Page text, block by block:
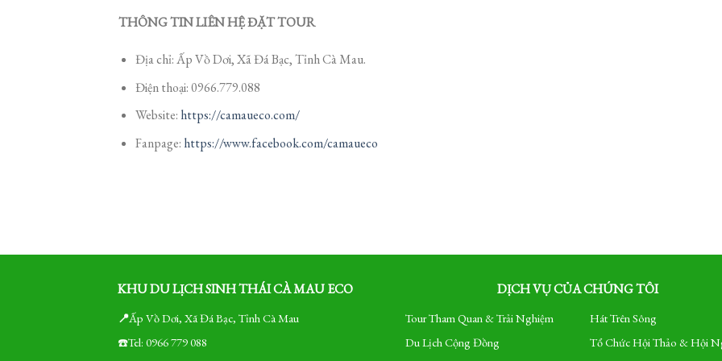
THÔNG TIN LIÊN HỆ ĐẶT TOUR
Địa chỉ: Ấp Vồ Dơi, Xã Đá Bạc, Tỉnh Cà Mau.
Điện thoại: 0966.779.088
Website: https://camaueco.com/
Fanpage: https://www.facebook.com/camaueco
KHU DU LỊCH SINH THÁI CÀ MAU ECO
📍Ấp Vồ Dơi, Xã Đá Bạc, Tỉnh Cà Mau
☎️Tel: 0966 779 088
DỊCH VỤ CỦA CHÚNG TÔI
Tour Tham Quan & Trải Nghiệm
Du Lịch Cộng Đồng
Hát Trên Sông
Tổ Chức Hội Thảo & Hội